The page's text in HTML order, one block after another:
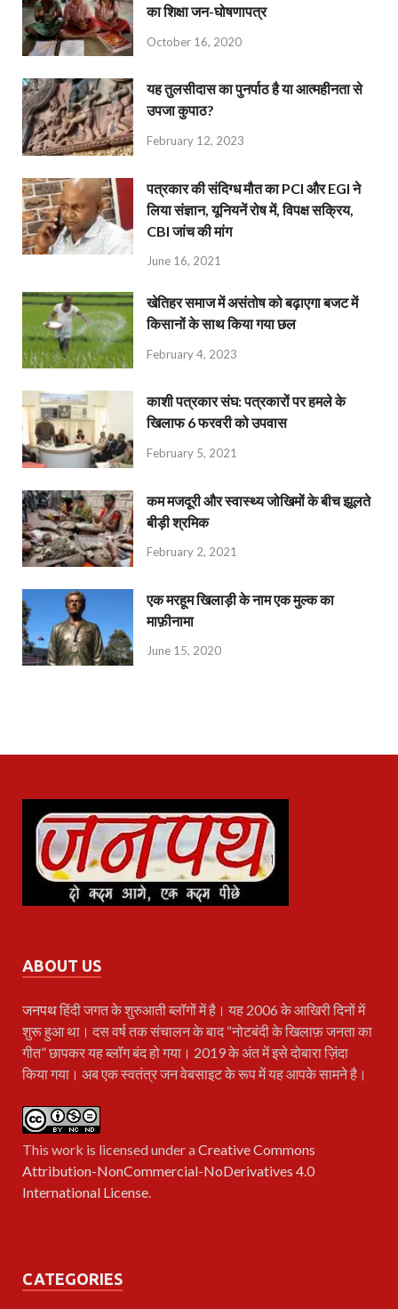
का शिक्षा जन-घोषणापत्र
October 16, 2020
यह तुलसीदास का पुनर्पाठ है या आत्महीनता से
उपजा कुपाठ?
February 12, 2023
पत्रकार की संदिग्ध मौत का PCI और EGI ने
लिया संज्ञान, यूनियनें रोष में, विपक्ष सक्रिय,
CBI जांच की मांग
June 16, 2021
खेतिहर समाज में असंतोष को बढ़ाएगा बजट में
किसानों के साथ किया गया छल
February 4, 2023
काशी पत्रकार संघ: पत्रकारों पर हमले के
खिलाफ 6 फरवरी को उपवास
February 5, 2021
कम मजदूरी और स्वास्थ्य जोखिमों के बीच झूलते
बीड़ी श्रमिक
February 2, 2021
एक मरहूम खिलाड़ी के नाम एक मुल्क का
माफ़ीनामा
June 15, 2020
ABOUT US
जनपथहिंदी जगत के शुरुआती ब्लॉगों में है। यह 2006 के आखिरी दिनों में
शुरू हुआ था। दस वर्ष तक संचालन के बाद “नोटबंदी के खिलाफ़ जनता का
गीत” छापकर यह ब्लॉग बंद हो गया। 2019 के अंत में इसे दोबारा ज़िंदा
किया गया। अब एक स्वतंत्र जन वेबसाइट के रूप में यह आपके सामने है।
This work is licensed under aCreative Commons
Attribution-NonCommercial-NoDerivatives 4.0
International License
CATEGORIES